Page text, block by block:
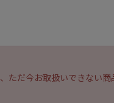
ただ今お取扱いできない商